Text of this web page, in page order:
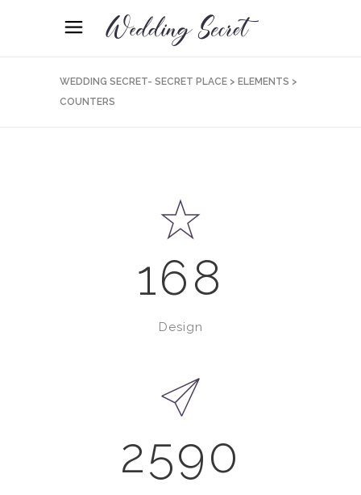
WEDDING SECRET- SECRET PLACE > ELEMENTS >
COUNTERS
168
Design
2590